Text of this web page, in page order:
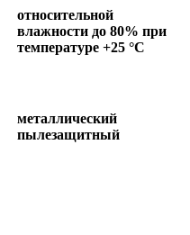
относительной
влажности до 80% при
температуре +25 °С
металлический
пылезащитный